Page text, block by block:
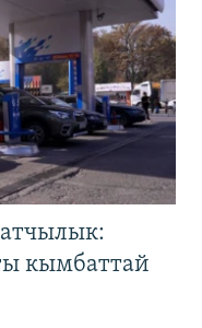
кымбаттай